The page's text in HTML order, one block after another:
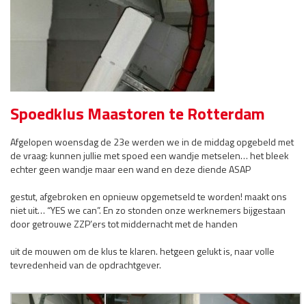
Spoedklus Maastoren te Rotterdam
Afgelopen woensdag de 23e werden we in de middag opgebeld met
de vraag: kunnen jullie met spoed een wandje metselen… het bleek
echter geen wandje maar een wand en deze diende ASAP
gestut, afgebroken en opnieuw opgemetseld te worden! maakt ons
niet uit… “YES we can”. En zo stonden onze werknemers bijgestaan
door getrouwe ZZP’ers tot middernacht met de handen
uit de mouwen om de klus te klaren. hetgeen gelukt is, naar volle
tevredenheid van de opdrachtgever.